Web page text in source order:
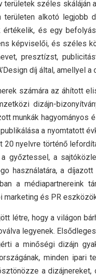
széles skáláján
alkotó legjobb
értékelik, és egy
képviselői, és széles
presztízst,
díj által, amellyel a
számára az áhított
dizájn-
munkák hagyományos
a nyomtatott
20 nyelvre történő
győztessel, a
használatára, a
a médiapartnereink
marketing és PR
létre, hogy a világon
legyenek.
a minőségi dizájn
minden ipari
a dizájnereket,